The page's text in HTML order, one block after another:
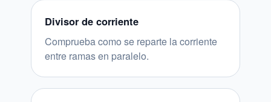
Divisor de corriente
Comprueba como se reparte la corriente
entre ramas en paralelo.